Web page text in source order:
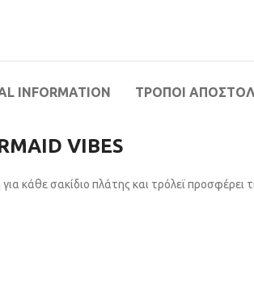
INFORMATION ΤΡΌΠΟΙ
VIBES
κάθε σακίδιο πλάτης και τρόλεϊ